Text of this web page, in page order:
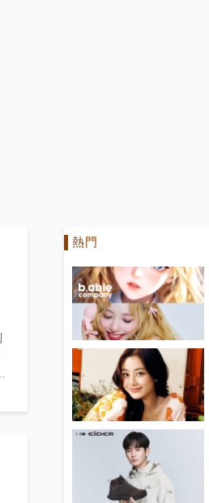
熱門